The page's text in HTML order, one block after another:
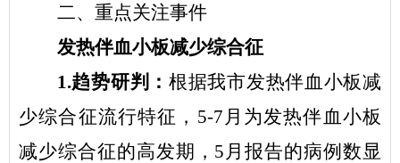
二、重点关注事件
发热伴血小板减少综合征
1.趋势研判： 根据我市发热伴血小板减
少综合征流行特征， 5-7 月为发热伴血小板
减少综合征的高发期， 5 月报告的病例数显